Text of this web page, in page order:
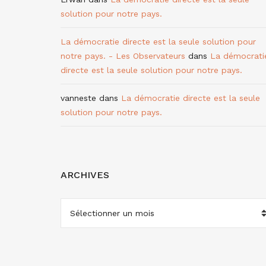
solution pour notre pays.
La démocratie directe est la seule solution pour
notre pays. - Les Observateurs dans La
directe est la seule solution pour notre pays.
vanneste dans La démocratie directe est la seule
solution pour notre pays.
ARCHIVES
ARCHIVES